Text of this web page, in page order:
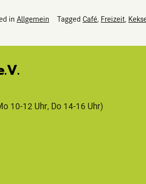
in Allgemein Tagged Café, Freizeit,
10-12 Uhr, Do 14-16 Uhr)